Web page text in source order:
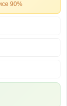
90%